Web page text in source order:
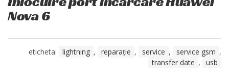
Nova 6
eticheta: lightning , reparație , service , service gsm ,
transfer date , usb